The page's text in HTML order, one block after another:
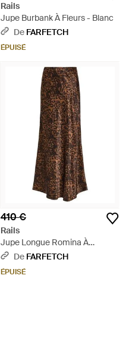
Rails
Jupe Burbank À Fleurs - Blanc
De FARFETCH
ÉPUISÉ
410 €
Rails
Jupe Longue Romina À
Imprimé Animalier - Marron
De FARFETCH
ÉPUISÉ